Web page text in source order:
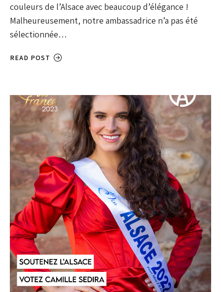
couleurs de l’Alsace avec beaucoup d’élégance !
Malheureusement, notre ambassadrice n’a pas été
sélectionnée…
READ POST